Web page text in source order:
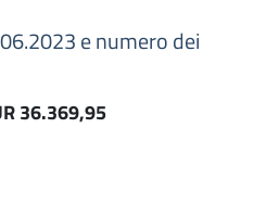
e numero dei
36.369,95